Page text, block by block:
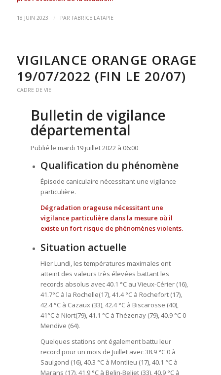
18 JUIN 2023 / PAR FABRICE LATAPIE
VIGILANCE ORANGE ORAGE
19/07/2022 (FIN LE 20/07)
CADRE DE VIE
Bulletin de vigilance
départemental
Publié le mardi 19 juillet 2022 à 06:00
Qualification du phénomène
Épisode caniculaire nécessitant une vigilance
particulière.
Dégradation orageuse nécessitant une
vigilance particulière dans la mesure où il
existe un fort risque de phénomènes violents.
Situation actuelle
Hier Lundi, les températures maximales ont
atteint des valeurs très élevées battant les
records absolus avec 40.1 °C au Vieux-Cérier (16),
41.7°C à la Rochelle(17), 41.4 °C à Rochefort (17),
42.4 °C à Cazaux (33), 42.4 °C à Biscarosse (40),
41°C à Niort(79), 41.1 °C à Thézenay (79), 40.9 °C 0
Mendive (64).
Quelques stations ont également battu leur
record pour un mois de Juillet avec 38.9 °C 0 à
Saulgond (16), 40.3 °C à Montlieu (17), 40.1 °C à
Marans (17), 41.9 °C à Belin-Beliet (33), 40.9 °C à